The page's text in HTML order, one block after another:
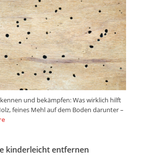
und bekämpfen: Was wirklich hilft
feines Mehl auf dem Boden darunter –
kinderleicht entfernen